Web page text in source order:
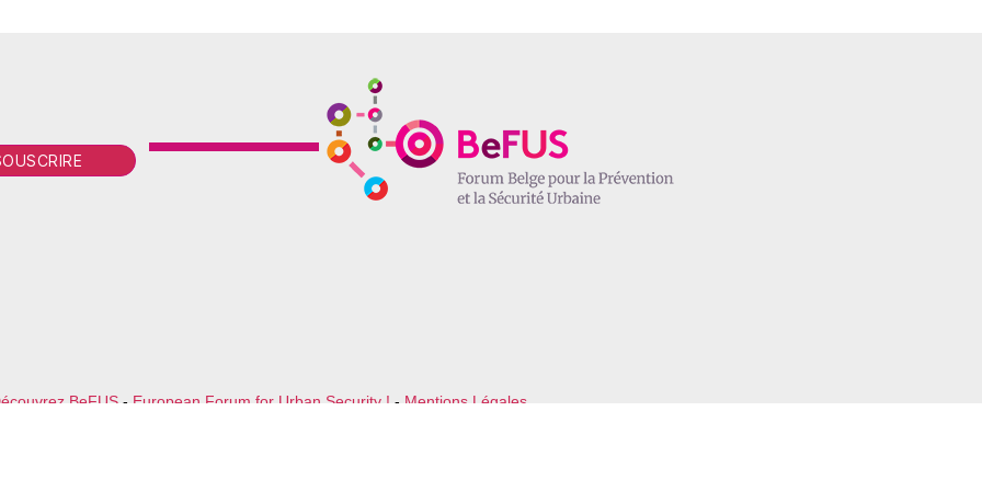
BeFUS - European Forum for Urban Security ! - Mentions Légales